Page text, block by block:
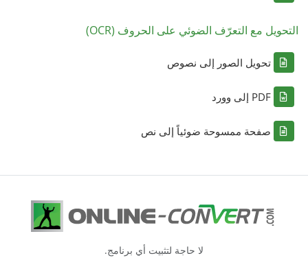
التحويل مع التعرّف الضوئي على الحروف (OCR)
تحويل الصور إلى نصوص
PDF إلى وورد
صفحة ممسوحة ضوئياً إلى نص
لا حاجة لتثبيت أي برنامج.